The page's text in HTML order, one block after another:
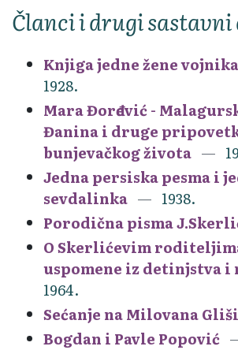
Članci i drugi sastavni
Knjiga jedne žene vojnika
1928.
Mara Đorđević -
Đanina i druge
bunjevačkog života
Jedna persiska pesma i
sevdalinka
1938.
Porodična pisma
O Skerlićevim
uspomene iz detinjstva i
1964.
Sećanje na Milovana
Bogdan i Pavle Popović